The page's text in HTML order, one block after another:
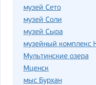
музей Сето
музей Соли
музей Сыра
музейный комплекс
Мультинские озера
Мценск
мыс Бурхан